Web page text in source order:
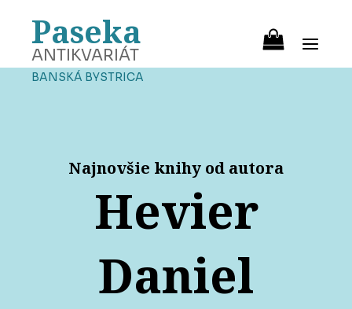
Paseka
ANTIKVARIÁT
BANSKÁ BYSTRICA
Najnovšie knihy od autora
Hevier
Daniel